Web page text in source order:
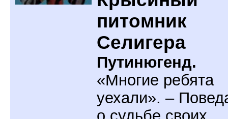
питомник
Селигера
Путинюгенд.
«Многие ребята
уехали». –
о судьбе своих